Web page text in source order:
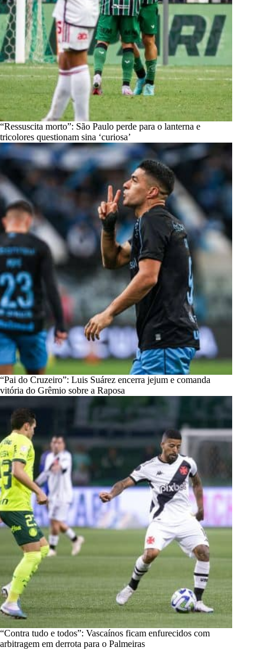
“Ressuscita morto”: São Paulo perde para o lanterna e
tricolores questionam sina ‘curiosa’
“Pai do Cruzeiro”: Luis Suárez encerra jejum e comanda
vitória do Grêmio sobre a Raposa
“Contra tudo e todos”: Vascaínos ficam enfurecidos com
arbitragem em derrota para o Palmeiras